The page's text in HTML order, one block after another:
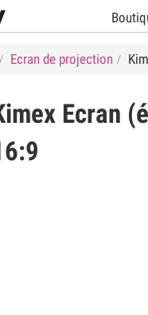
Ecran de projection
Ecran